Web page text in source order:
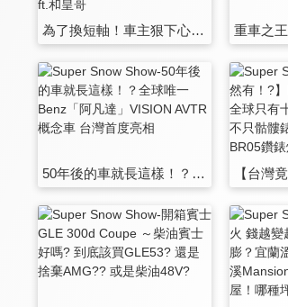
為了換短軸！車主狠下心! LAND ROVER Defender隨我玩！？來TLRC玩泥巴後 盈婷學壞了!? ft.和皇哥
50年後的車就長這樣！？全球唯一Benz「阿凡達」VISION AVTR概念車 台灣首度亮相